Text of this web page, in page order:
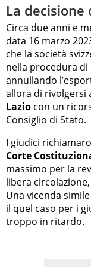
La decisione
Circa due anni e
data 16 marzo
che la società
nella procedura di
annullando
allora di rivolgersi
Lazio con un
Consiglio di Stato.
I giudici
Corte
massimo per la
libera
Una vicenda
il quel caso per i
troppo in ritardo.